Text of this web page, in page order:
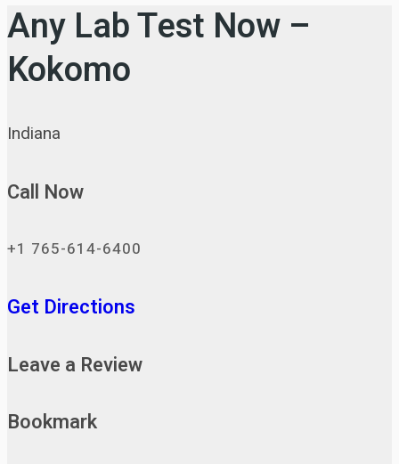
Any Lab Test Now –
Kokomo
Indiana
Call Now
+1 765-614-6400
Get Directions
Leave a Review
Bookmark